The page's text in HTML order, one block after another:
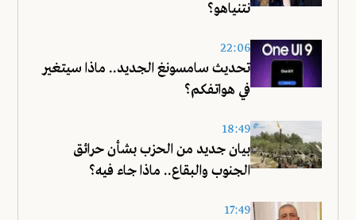
نتنياهو؟
22:06
تحديث سامسونغ الجديد.. ماذا سيتغير
في هواتفكم؟
18:49
بيان جديد من الحزب بشأن حرائق
الجنوب والبقاع.. ماذا جاء فيه؟
17:49